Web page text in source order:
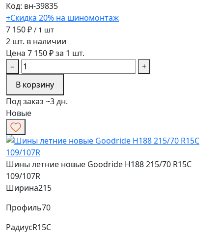
Код: вн-39835
+Скидка 20% на шиномонтаж
7 150 ₽ / 1 шт
2 шт. в наличии
Цена 7 150 ₽ за 1 шт.
−
+
В корзину
Под заказ ~3 дн.
Новые
Шины летние новые Goodride H188 215/70 R15C
109/107R
Ширина215
Профиль70
РадиусR15C